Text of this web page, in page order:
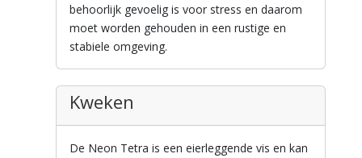
behoorlijk gevoelig is voor stress en daarom
moet worden gehouden in een rustige en
stabiele omgeving.
Kweken
De Neon Tetra is een eierleggende vis en kan